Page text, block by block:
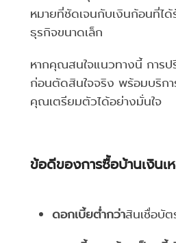
หมายที่ชัดเจนกับเงินก้อนที่ไ
ธุรกิจขนาดเล็ก
หากคุณสนใจแนวทางนี้ การป
ก่อนตัดสินใจจริง พร้อมบริกา
คุณเตรียมตัวได้อย่างมั่นใจ
ข้อดีของการซื้อบ้านเงิน
ดอกเบี้ยต่ำกว่าสินเชื่อบั